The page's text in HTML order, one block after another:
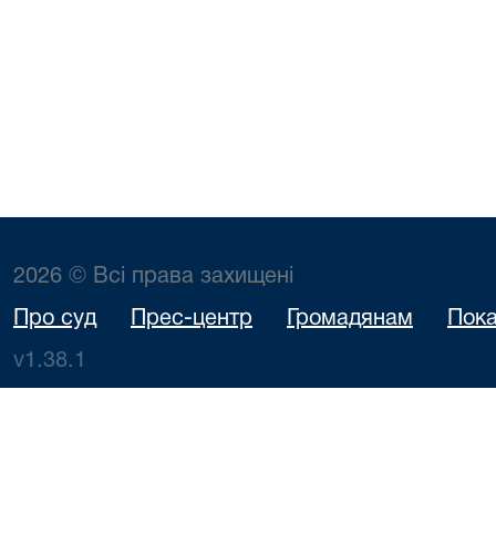
2026 © Всі права захищені
Про суд Прес-центр Громадянам
v1.38.1